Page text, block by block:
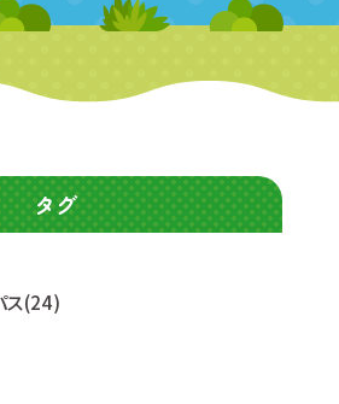
タグ
ス(24)